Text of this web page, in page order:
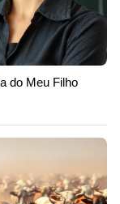
do Meu Filho